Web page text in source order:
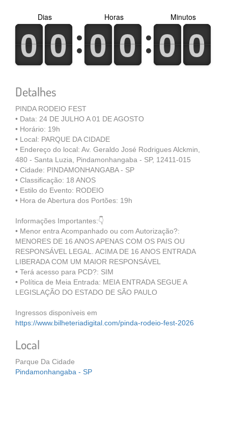
0
0
1
1 0
0
1
1
Dias
0
0
1
1 0
0
1
1
Horas
0
0
1
1 0
0
1
1
Minutos
Detalhes
PINDA RODEIO FEST
•⁠ ⁠Data: 24 DE JULHO A 01 DE AGOSTO
•⁠ ⁠Horário: 19h
•⁠ ⁠Local: PARQUE DA CIDADE
•⁠ ⁠Endereço do local: Av. Geraldo José Rodrigues Alckmin,
480 - Santa Luzia, Pindamonhangaba - SP, 12411-015
•⁠ ⁠Cidade: PINDAMONHANGABA - SP
•⁠ ⁠Classificação: 18 ANOS
•⁠ ⁠Estilo do Evento: RODEIO
•⁠ ⁠Hora de Abertura dos Portões: 19h
Informações Importantes:👇
•⁠ ⁠Menor entra Acompanhado ou com Autorização?:
MENORES DE 16 ANOS APENAS COM OS PAIS OU
RESPONSÁVEL LEGAL. ACIMA DE 16 ANOS ENTRADA
LIBERADA COM UM MAIOR RESPONSÁVEL
•⁠ ⁠Terá acesso para PCD?: SIM
•⁠ ⁠Política de Meia Entrada: MEIA ENTRADA SEGUE A
LEGISLAÇÃO DO ESTADO DE SÃO PAULO
Ingressos disponíveis em
https://www.bilheteriadigital.com/pinda-rodeio-fest-2026
Local
Parque Da Cidade
Pindamonhangaba - SP